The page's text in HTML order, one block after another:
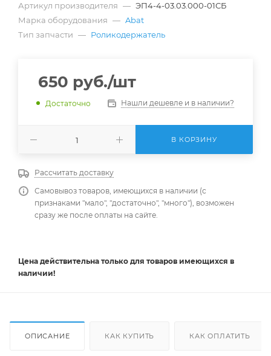
Артикул производителя — ЭП4-4-03.03.000-01СБ
Марка оборудования — Abat
Тип запчасти — Роликодержатель
650 руб./шт
Достаточно Нашли дешевле и в наличии?
В КОРЗИНУ
Рассчитать доставку
Самовывоз товаров, имеющихся в наличии (с
признаками "мало", "достаточно", "много"), возможен
сразу же после оплаты на сайте.
Цена действительна только для товаров имеющихся в
наличии!
ОПИСАНИЕ КАК КУПИТЬ КАК ОПЛАТИТЬ